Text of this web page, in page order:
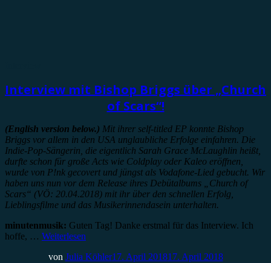
Interview mit Bishop Briggs über „Church
of Scars“!
(English version below.) Mit ihrer self-titled EP konnte Bishop
Briggs vor allem in den USA unglaubliche Erfolge einfahren. Die
Indie-Pop-Sängerin, die eigentlich Sarah Grace McLaughlin heißt,
durfte schon für große Acts wie Coldplay oder Kaleo eröffnen,
wurde von P!nk gecovert und jüngst als Vodafone-Lied gebucht. Wir
haben uns nun vor dem Release ihres Debütalbums „Church of
Scars“ (VÖ: 20.04.2018) mit ihr über den schnellen Erfolg,
Lieblingsfilme und das Musikerinnendasein unterhalten.
minutenmusik: Guten Tag! Danke erstmal für das Interview. Ich
hoffe, … Weiterlesen
von Julia Köhler17. April 201817. April 2018